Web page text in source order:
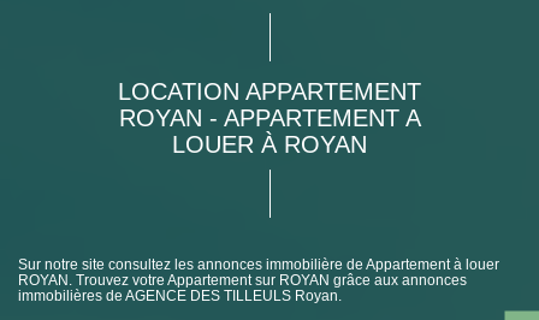
LOCATION APPARTEMENT
ROYAN - APPARTEMENT A
LOUER À ROYAN
Sur notre site consultez les annonces immobilière de Appartement à louer
ROYAN. Trouvez votre Appartement sur ROYAN grâce aux annonces
immobilières de AGENCE DES TILLEULS Royan.